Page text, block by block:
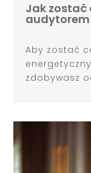
Jak
Aby zostać
zdobywasz